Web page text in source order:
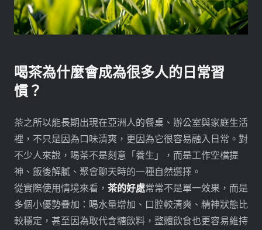
喝茶為什麼會成為很多人的日常習
慣？
茶之所以能長期出現在亞洲人的餐桌、辦公室與家庭生活
裡，不只是因為口味清爽，更因為它很容易融入日常。對
不少人來說，喝茶不是刻意「養生」，而是工作空檔提
神、飯後解膩、聚會聊天時的一種自然選擇。
從實際使用情境來看， 茶的好處常常不是單一效果，而是
多個小優勢疊加：喝水量增加、口腔較清爽、精神狀態比
較穩定，甚至因為取代含糖飲料，整體飲食也更容易維持